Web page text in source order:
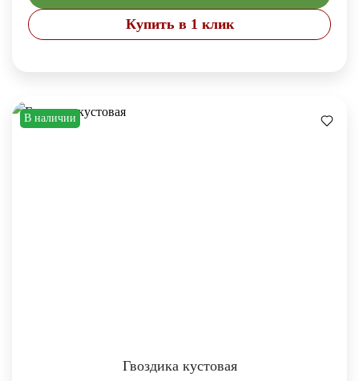
Купить в 1 клик
В наличии
Гвоздика кустовая